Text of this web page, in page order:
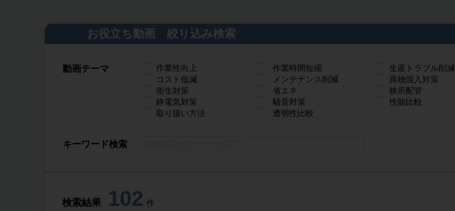
お役立ち動画 絞り込み検索
動画テーマ 作業性向上 作業時間短縮 生産トラブル削減
コスト低減
メンテナンス削減 異物混入対策
衛生対策
省エネ 狭所配管
静電気対策
騒音対策 性能比較
取り扱い方法
透明性比較
キーワード検索
検索結果 102 件